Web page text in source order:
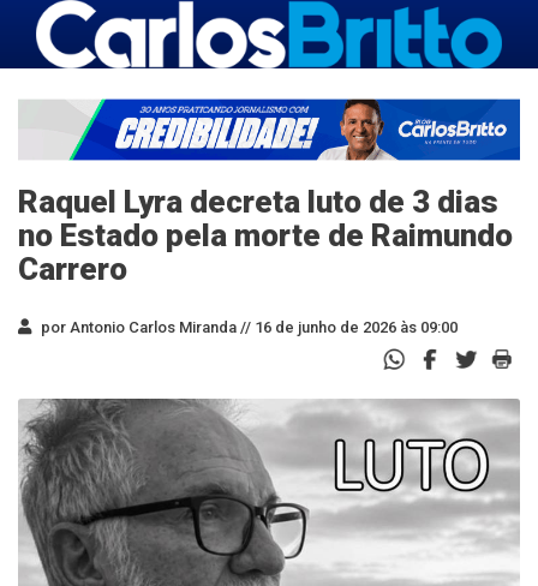
Raquel Lyra decreta luto de 3 dias
no Estado pela morte de Raimundo
Carrero
por Antonio Carlos Miranda // 16 de junho de 2026 às 09:00